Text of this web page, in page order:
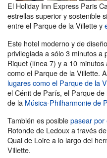
El Holiday Inn Express Paris
estrellas superior y sostenible
entre el Parque de la Villette y
Este hotel moderno y de
privilegiada a sólo 3 minutos a
Riquet (línea 7) y a 10
como el Parque de la Villette.
lugares como el Parque de la
el Cénit de París, el Parque
de la Música-Philharmonie de
También es posiblepasear por
Rotonde de Ledoux a través
Quai de Loire a lo largo del
Villette.